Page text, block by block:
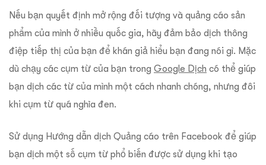
Nếu bạn quyết định mở rộng đối tượng và quảng cáo sản
phẩm của mình ở nhiều quốc gia, hãy đảm bảo dịch thông
điệp tiếp thị của bạn để khán giả hiểu bạn đang nói gì. Mặc
dù chạy các cụm từ của bạn trong Google Dịch có thể giúp
bạn dịch các từ của mình một cách nhanh chóng, nhưng đôi
khi cụm từ quá nghĩa đen.
Sử dụng Hướng dẫn dịch Quảng cáo trên Facebook để giúp
bạn dịch một số cụm từ phổ biến được sử dụng khi tạo